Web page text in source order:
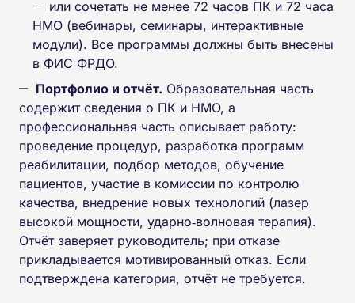
или сочетать не менее 72 часов ПК и 72 часа
НМО (вебинары, семинары, интерактивные
модули). Все программы должны быть внесены
в ФИС ФРДО.
Портфолио и отчёт. Образовательная часть
содержит сведения о ПК и НМО, а
профессиональная часть описывает работу:
проведение процедур, разработка программ
реабилитации, подбор методов, обучение
пациентов, участие в комиссии по контролю
качества, внедрение новых технологий (лазер
высокой мощности, ударно‑волновая терапия).
Отчёт заверяет руководитель; при отказе
прикладывается мотивированный отказ. Если
подтверждена категория, отчёт не требуется.